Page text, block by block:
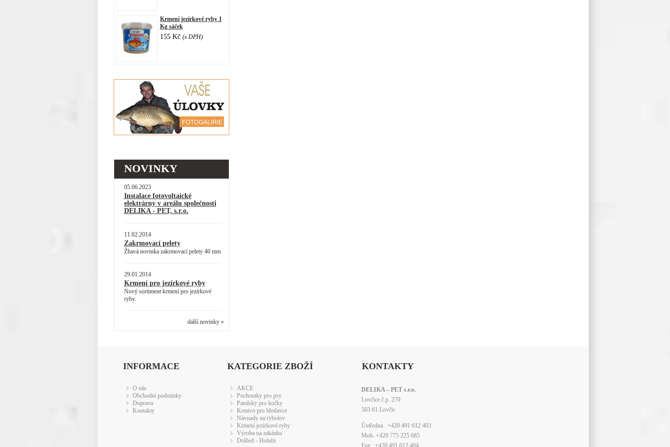
Krmení jezírkové ryby 1
Kg sáček
155 Kč (s DPH)
NOVINKY
05.06.2023
Instalace fotovoltaické
elektrárny v areálu společnosti
DELIKA - PET, s.r.o.
11.02.2014
Zakrmovací pelety
Žhavá novinka zakrmovací pelety 40 mm
29.01.2014
Krmení pro jezírkové ryby
Nový sortiment krmení pro jezírkové
ryby.
další novinky »
INFORMACE
O nás
Obchodní podmínky
Doprava
Kontakty
KATEGORIE ZBOŽÍ
AKCE
Pochoutky pro psy
Pamlsky pro kočky
Krmivo pro hlodavce
Návnady na rybolov
Krmení jezírkové ryby
Výroba na zakázku
Drůbež - Holubi
KONTAKTY
DELIKA – PET s.r.o.
Lovčice č.p. 270
503 61 Lovčic
Ůstředna. +420 491 612 403
Mob. +420 775 225 685
Fax: +420 491 612 404